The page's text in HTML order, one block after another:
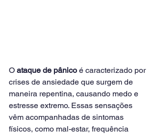
O ataque de pânico é caracterizado por
crises de ansiedade que surgem de
maneira repentina, causando medo e
estresse extremo. Essas sensações
vêm acompanhadas de sintomas
físicos, como mal-estar, frequência